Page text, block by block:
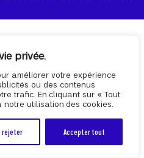
privée.
améliorer votre expérience
ou des contenus
trafic. En cliquant sur « Tout
utilisation des cookies.
rejeter Accepter tout